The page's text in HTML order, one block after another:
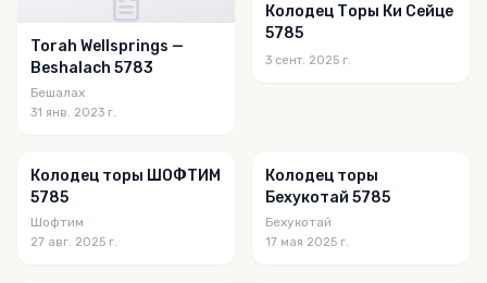
Torah Wellsprings —
Beshalach 5783
Бешалах
31 янв. 2023 г.
Колодец Торы Ки Сейце
5785
3 сент. 2025 г.
Колодец торы ШОФТИМ
5785
Шофтим
27 авг. 2025 г.
Колодец торы
Бехукотай 5785
Бехукотай
17 мая 2025 г.